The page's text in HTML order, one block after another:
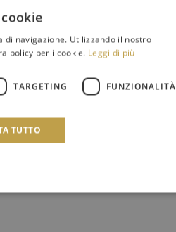
essere
di navigazione. Utilizzando il nostro
policy per i cookie. Leggi di più
TARGETING FUNZIONALITÀ
TUTTO